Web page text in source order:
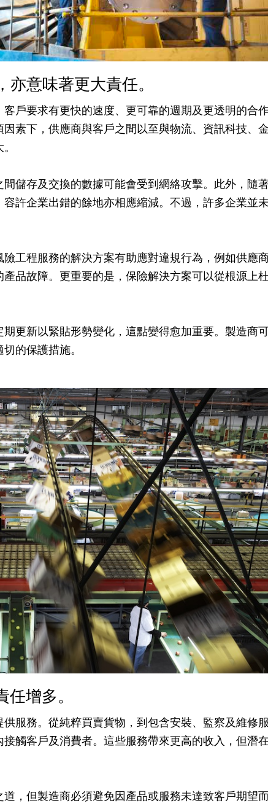
意味著更大責任。
戶要求有更快的速度、更可靠的週期及更透明的合
素下，供應商與客戶之間以至與物流、資訊科技、
儲存及交換的數據可能會受到網絡攻擊。此外，隨
許企業出錯的餘地亦相應縮減。不過，許多企業並
工程服務的解決方案有助應對違規行為，例如供應
品故障。更重要的是，保險解決方案可以從根源上
更新以緊貼形勢變化，這點變得愈加重要。製造商
的保護措施。
增多。
服務。從純粹買賣貨物，到包含安裝、監察及維修服
觸客戶及消費者。這些服務帶來更高的收入，但潛
，但製造商必須避免因產品或服務未達致客戶期望